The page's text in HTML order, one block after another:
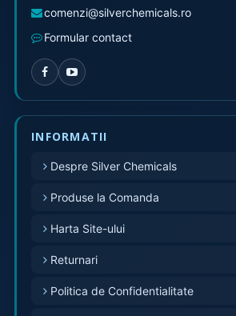
comenzi@silverchemicals.ro
Formular contact
INFORMATII
Despre Silver Chemicals
Produse la Comanda
Harta Site-ului
Returnari
Politica de Confidentialitate